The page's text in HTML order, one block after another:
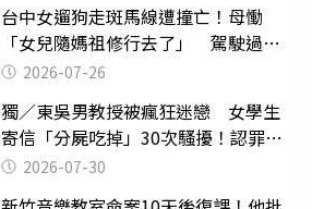
台中女遛狗走斑馬線遭撞亡！母慟
「女兒隨媽祖修行去了」 駕駛過失
致死判9月
2026-07-26
獨／東吳男教授被瘋狂迷戀 女學生
寄信「分屍吃掉」30次騷擾！認罪免
關 2026-07-30